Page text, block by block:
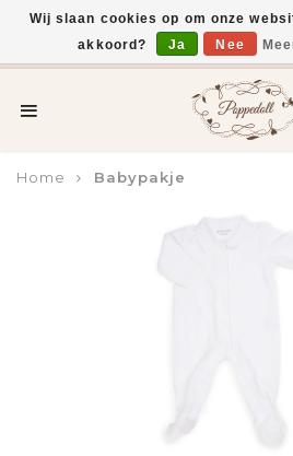
Voor 15:00 uur besteld,
Home Babypakje
Wij slaan cookies op om onze
akkoord?
Ja Nee